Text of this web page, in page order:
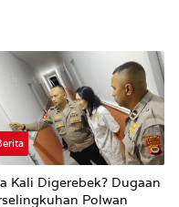
Kali Digerebek? Dugaan
Polwan